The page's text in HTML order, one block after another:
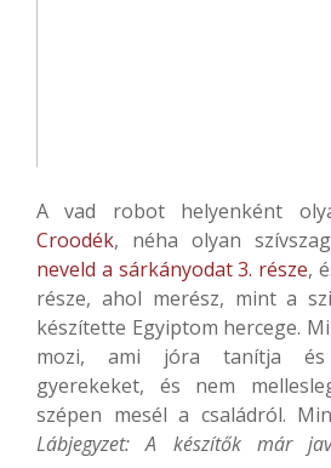
A vad robot helyenként
Croodék, néha olyan
neveld a sárkányodat 3. része,
része, ahol merész, mint a
készítette Egyiptom hercege.
mozi, ami jóra tanítja és
gyerekeket, és nem
szépen mesél a családról.
Lábjegyzet: A készítők már